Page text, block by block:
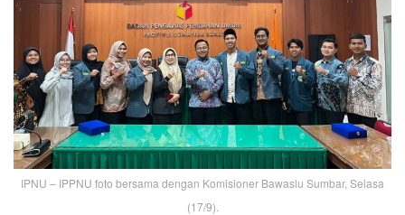
IPNU – IPPNU foto bersama dengan Komisioner Bawaslu Sumbar, Selasa
(17/9).